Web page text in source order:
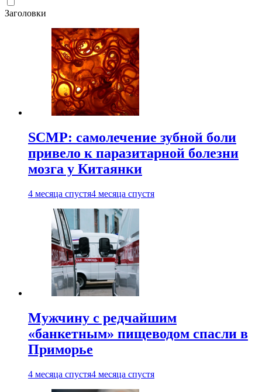
Заголовки
SCMP: самолечение зубной боли
привело к паразитарной болезни
мозга у Китаянки
4 месяца спустя4 месяца спустя
Мужчину с редчайшим
«банкетным» пищеводом спасли в
Приморье
4 месяца спустя4 месяца спустя